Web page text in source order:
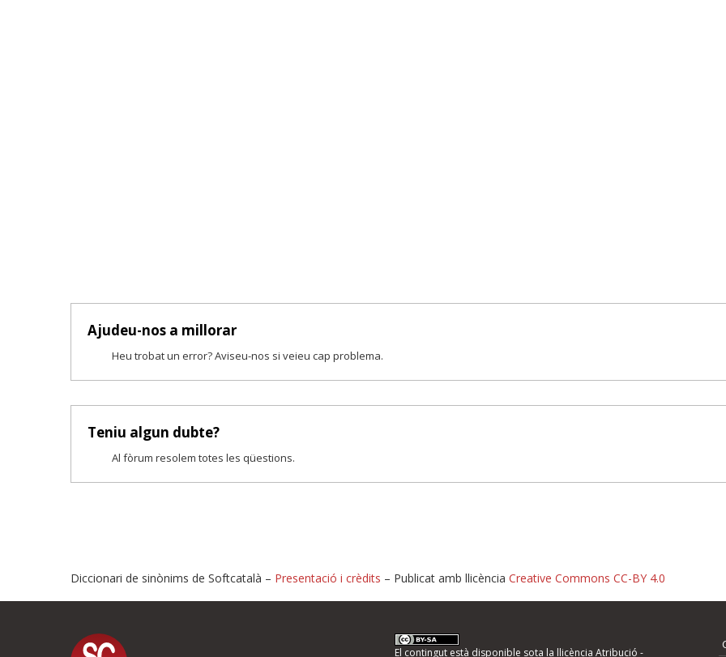
Ajudeu-nos a millorar
Heu trobat un error? Aviseu-nos si veieu cap problema.
Teniu algun dubte?
Al fòrum resolem totes les qüestions.
Proposeu-nos millores o informeu d'errors
Diccionari de sinònims de Softcatalà – Presentació i crèdits – Publicat amb llicència Creative Commons CC-BY 4.0
El contingut està disponible sota la llicència Atribució -